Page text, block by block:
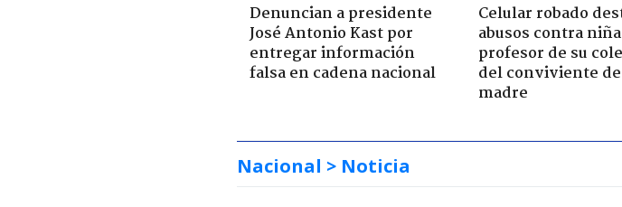
Denuncian a presidente
José Antonio Kast por
entregar información
falsa en cadena nacional
Celular robado
abusos contra
profesor de su
del conviviente
madre
Nacional > Noticia